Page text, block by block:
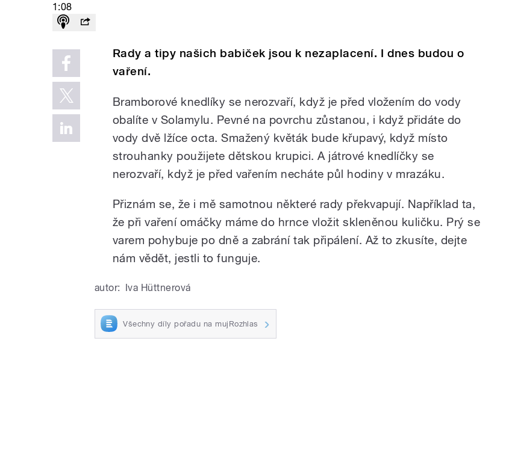
1:08
Rady a tipy našich babiček jsou k nezaplacení. I dnes budou o
vaření.
Bramborové knedlíky se nerozvaří, když je před vložením do vody
obalíte v Solamylu. Pevné na povrchu zůstanou, i když přidáte do
vody dvě lžíce octa. Smažený květák bude křupavý, když místo
strouhanky použijete dětskou krupici. A játrové knedlíčky se
nerozvaří, když je před vařením necháte půl hodiny v mrazáku.
Přiznám se, že i mě samotnou některé rady překvapují. Například ta,
že při vaření omáčky máme do hrnce vložit skleněnou kuličku. Prý se
varem pohybuje po dně a zabrání tak připálení. Až to zkusíte, dejte
nám vědět, jestli to funguje.
autor: Iva Hüttnerová
Všechny díly pořadu na mujRozhlas